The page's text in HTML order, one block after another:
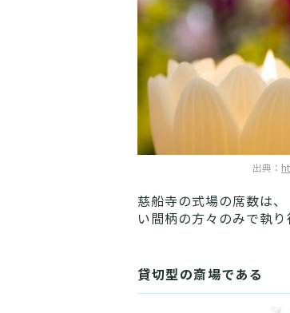
出典：
慈船寺の式場の席数は
い間柄の方々のみで執り
貸切型の斎場である